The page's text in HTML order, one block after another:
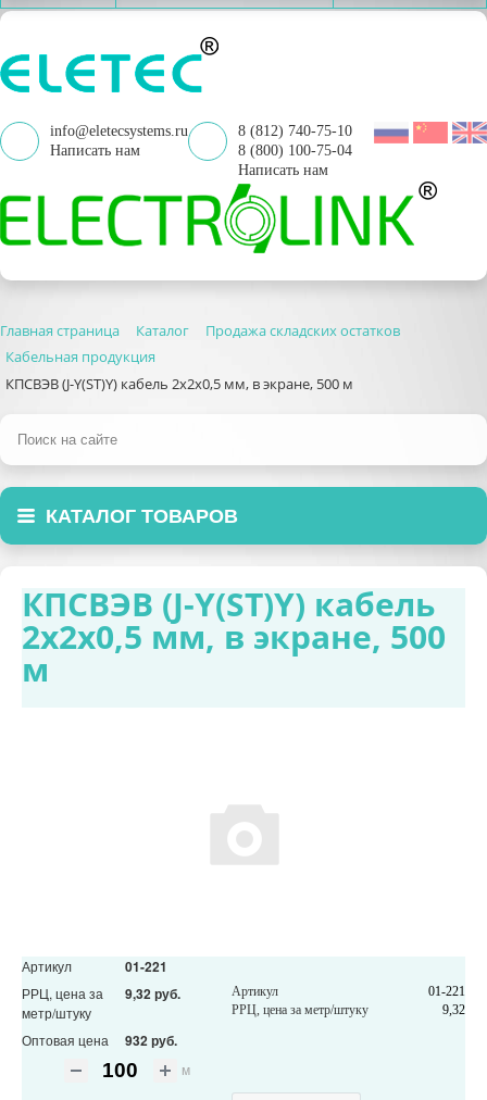
info@eletecsystems.ru
Написать нам
8 (812) 740-75-10
8 (800) 100-75-04
Написать нам
Главная страница Каталог
Продажа складских остатков
Кабельная продукция
КПСВЭВ (J-Y(ST)Y) кабель 2x2x0,5 мм, в экране, 500 м
КАТАЛОГ ТОВАРОВ
КПСВЭВ (J-Y(ST)Y) кабель
2x2x0,5 мм, в экране, 500
м
Артикул 01-221
РРЦ, цена за
метр/штуку
9,32 руб.
Оптовая цена 932 руб.
м
Артикул
01-221
РРЦ, цена за метр/штуку
9,32